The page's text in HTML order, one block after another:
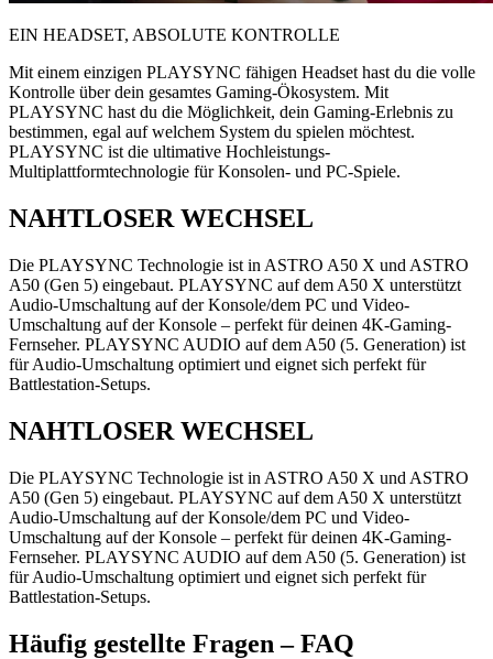
EIN HEADSET, ABSOLUTE KONTROLLE
Mit einem einzigen PLAYSYNC fähigen Headset hast du die volle
Kontrolle über dein gesamtes Gaming-Ökosystem. Mit
PLAYSYNC hast du die Möglichkeit, dein Gaming-Erlebnis zu
bestimmen, egal auf welchem System du spielen möchtest.
PLAYSYNC ist die ultimative Hochleistungs-
Multiplattformtechnologie für Konsolen- und PC-Spiele.
NAHTLOSER WECHSEL
Die PLAYSYNC Technologie ist in ASTRO A50 X und ASTRO
A50 (Gen 5) eingebaut. PLAYSYNC auf dem A50 X unterstützt
Audio-Umschaltung auf der Konsole/dem PC und Video-
Umschaltung auf der Konsole – perfekt für deinen 4K-Gaming-
Fernseher. PLAYSYNC AUDIO auf dem A50 (5. Generation) ist
für Audio-Umschaltung optimiert und eignet sich perfekt für
Battlestation-Setups.
NAHTLOSER WECHSEL
Die PLAYSYNC Technologie ist in ASTRO A50 X und ASTRO
A50 (Gen 5) eingebaut. PLAYSYNC auf dem A50 X unterstützt
Audio-Umschaltung auf der Konsole/dem PC und Video-
Umschaltung auf der Konsole – perfekt für deinen 4K-Gaming-
Fernseher. PLAYSYNC AUDIO auf dem A50 (5. Generation) ist
für Audio-Umschaltung optimiert und eignet sich perfekt für
Battlestation-Setups.
Häufig gestellte Fragen – FAQ